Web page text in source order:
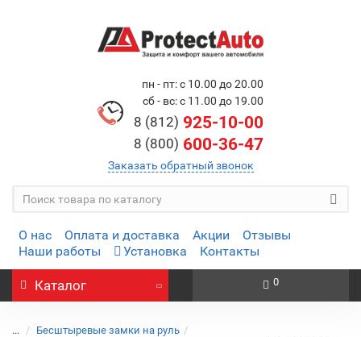
пн - пт: с 10.00 до 20.00
сб - вс: с 11.00 до 19.00
8 (812) 925-10-00
8 (800) 600-36-47
Заказать обратный звонок
О нас Оплата и доставка Акции
Отзывы
Наши работы
Установка Контакты
Каталог 0
... Бесштыревые замки на руль